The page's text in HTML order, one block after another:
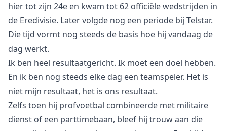
hier tot zijn 24e en kwam tot 62 officiële wedstrijden in
de Eredivisie. Later volgde nog een periode bij Telstar.
Die tijd vormt nog steeds de basis hoe hij vandaag de
dag werkt.
Ik ben heel resultaatgericht. Ik moet een doel hebben.
En ik ben nog steeds elke dag een teamspeler. Het is
niet mijn resultaat, het is ons resultaat.
Zelfs toen hij profvoetbal combineerde met militaire
dienst of een parttimebaan, bleef hij trouw aan die